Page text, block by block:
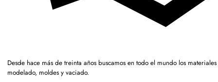
Desde hace más de treinta años buscamos en todo el mundo los
modelado, moldes y vaciado.